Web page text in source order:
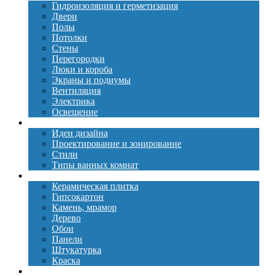
Гидроизоляция и герметизация
Двери
Полы
Потолки
Стены
Перегородки
Люки и короба
Экраны и подиумы
Вентиляция
Электрика
Освещение
Идеи дизайна
Проектирование и зонирование
Стили
Типы ванных комнат
Керамическая плитка
Гипсокартон
Камень, мрамор
Дерево
Обои
Панели
Штукатурка
Краска